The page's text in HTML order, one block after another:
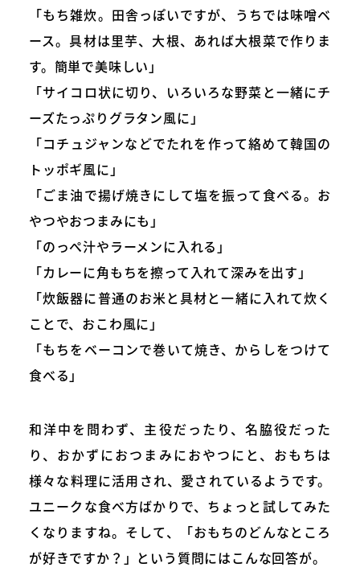
「もち雑炊。田舎っぽいですが、うちでは味噌ベ
ース。具材は里芋、大根、あれば大根菜で作りま
す。簡単で美味しい」
「サイコロ状に切り、いろいろな野菜と一緒にチ
ーズたっぷりグラタン風に」
「コチュジャンなどでたれを作って絡めて韓国の
トッポギ風に」
「ごま油で揚げ焼きにして塩を振って食べる。お
やつやおつまみにも」
「のっぺ汁やラーメンに入れる」
「カレーに角もちを擦って入れて深みを出す」
「炊飯器に普通のお米と具材と一緒に入れて炊く
ことで、おこわ風に」
「もちをベーコンで巻いて焼き、からしをつけて
食べる」
和洋中を問わず、主役だったり、名脇役だった
り、おかずにおつまみにおやつにと、おもちは
様々な料理に活用され、愛されているようです。
ユニークな食べ方ばかりで、ちょっと試してみた
くなりますね。そして、「おもちのどんなところ
が好きですか？」という質問にはこんな回答が。